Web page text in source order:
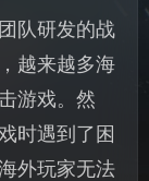
队研发的战
越来越多海
游戏。然
时遇到了困
外玩家无法